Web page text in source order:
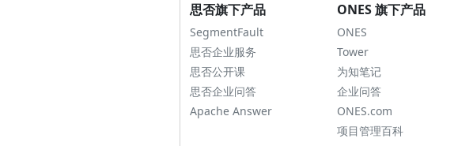
思否旗下产品
SegmentFault
思否企业服务
思否公开课
思否企业问答
Apache Answer
ONES 旗下产品
ONES
Tower
为知笔记
企业问答
ONES.com
项目管理百科